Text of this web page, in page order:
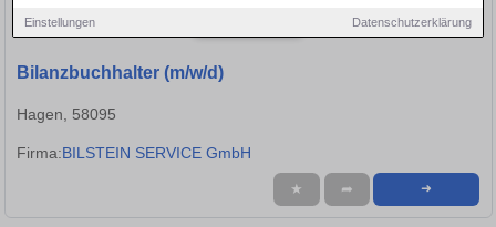
Einstellungen Datenschutzerklärung
Bilanzbuchhalter (m/w/d)
Hagen, 58095
Firma:BILSTEIN SERVICE GmbH
★ ➦ ➜